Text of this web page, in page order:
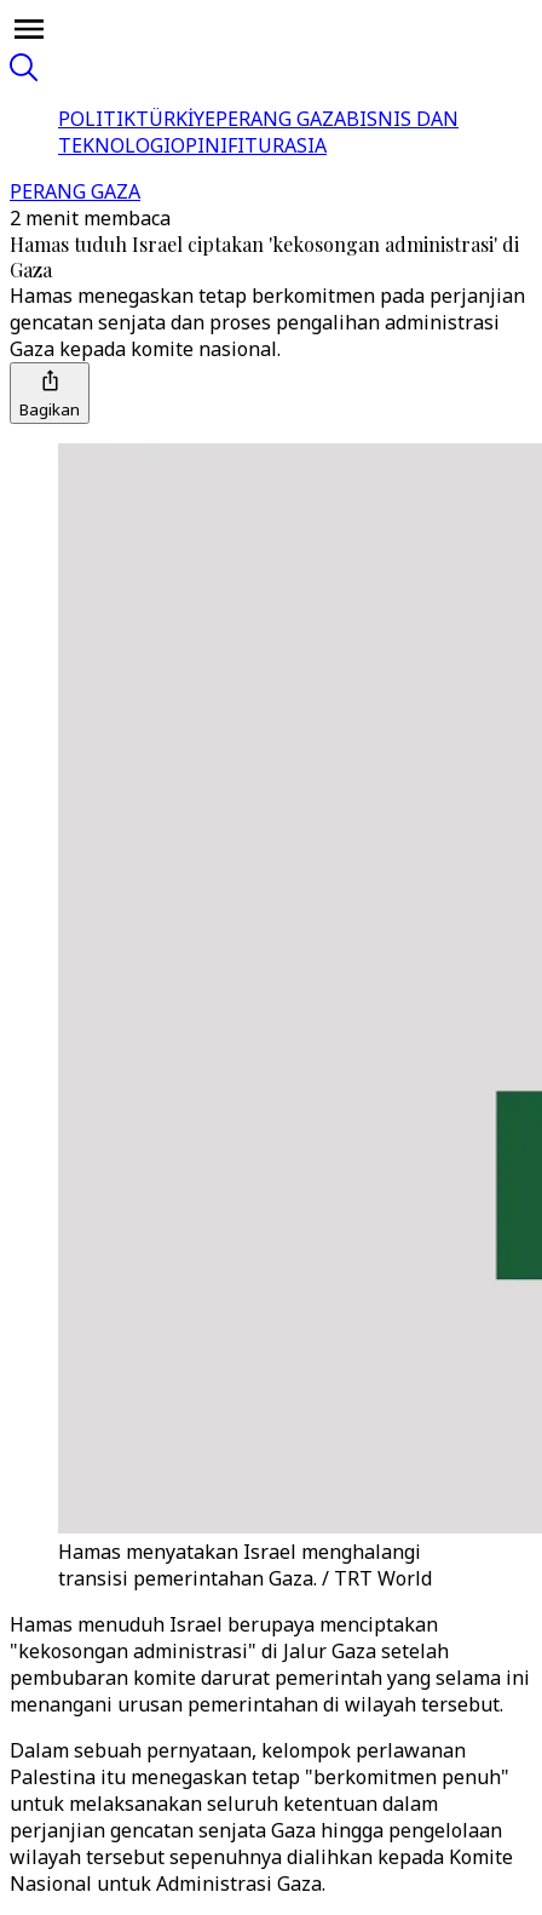
POLITIKTÜRKİYEPERANG GAZABISNIS DAN
TEKNOLOGIOPINIFITURASIA
PERANG GAZA
2 menit membaca
Hamas tuduh Israel ciptakan 'kekosongan administrasi' di
Gaza
Hamas menegaskan tetap berkomitmen pada perjanjian
gencatan senjata dan proses pengalihan administrasi
Gaza kepada komite nasional.
Bagikan
Hamas menyatakan Israel menghalangi
transisi pemerintahan Gaza. / TRT World
Hamas menuduh Israel berupaya menciptakan
"kekosongan administrasi" di Jalur Gaza setelah
pembubaran komite darurat pemerintah yang selama ini
menangani urusan pemerintahan di wilayah tersebut.
Dalam sebuah pernyataan, kelompok perlawanan
Palestina itu menegaskan tetap "berkomitmen penuh"
untuk melaksanakan seluruh ketentuan dalam
perjanjian gencatan senjata Gaza hingga pengelolaan
wilayah tersebut sepenuhnya dialihkan kepada Komite
Nasional untuk Administrasi Gaza.